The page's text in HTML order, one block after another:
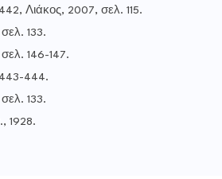
, Λιάκος, 2007, σελ. 115.
133.
146-147.
444.
133.
, 1928.